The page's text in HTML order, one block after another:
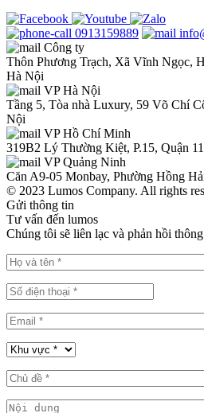
0913159889
Công ty
Thôn Phương Trạch, Xã Vĩnh Ngọc,
Hà Nội
VP Hà Nội
Tầng 5, Tòa nhà Luxury, 59 Võ Chí
Nội
VP Hồ Chí Minh
319B2 Lý Thường Kiệt, P.15, Quận 11
VP Quảng Ninh
Căn A9-05 Monbay, Phường Hồng
© 2023 Lumos Company. All rights
Gửi thông tin
Tư vấn đến lumos
Chúng tôi sẽ liên lạc và phản hồi